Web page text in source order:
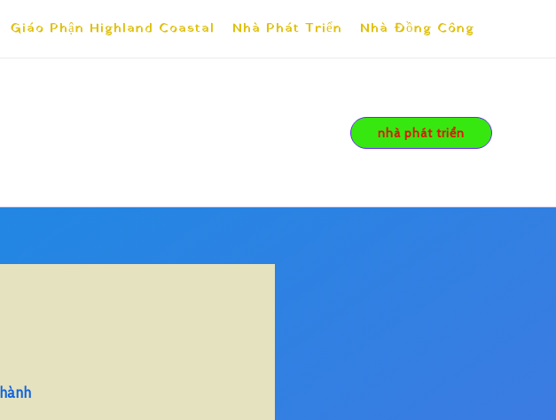
Giáo Phận Highland Coastal Nhà Phát Triển Nhà Đồng Công
nhà phát triển